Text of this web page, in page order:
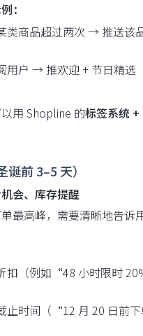
：
类商品超过两次 → 推送该
用户 → 推欢迎 + 节日精选
用 Shopline 的标签系统 +
前 3–5 天）
会、库存提醒
最高峰，需要清晰地告诉
扣（例如“48 小时限时
止时间（“12 月 20 日前